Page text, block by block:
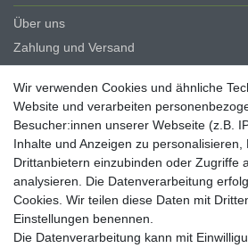
Über uns
Zahlung und Versand
Erklärung zur Barrierefreiheit
Blog
Rechtliche Angaben
Widerrufsrecht
Datenschutzerklärung
AGB
Impressum
Wir verwenden Cookies und ähnliche
Website und verarbeiten
Besucher:innen unserer Webseite (z.B.
Inhalte und Anzeigen zu personalisieren,
Drittanbietern einzubinden oder Zugriffe
analysieren. Die Datenverarbeitung
Cookies. Wir teilen diese Daten mit
Einstellungen benennen.
Die Datenverarbeitung kann mit